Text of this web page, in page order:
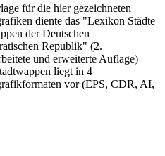
für die hier gezeichneten
diente das "Lexikon Städte
der Deutschen
Republik" (2.
und erweiterte Auflage)
liegt in 4
vor (EPS, CDR, AI,